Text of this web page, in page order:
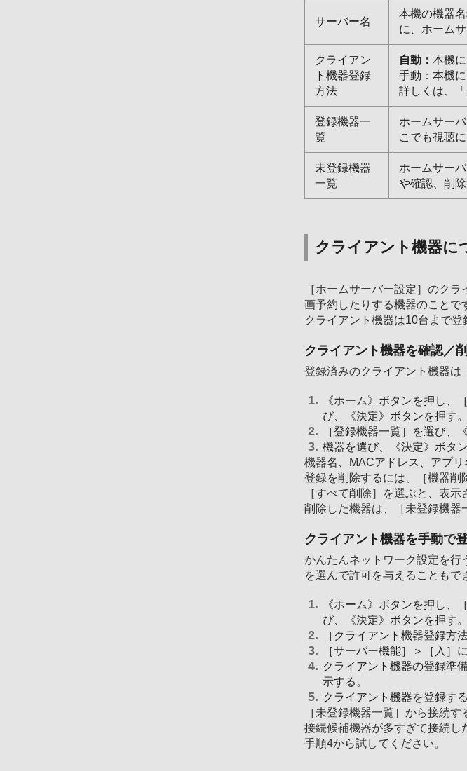
サーバー名
本機の機器
に、ホーム
クライアン
ト機器登録
方法
自動： 本機
手動：本機
詳しくは、
登録機器一
覧
ホームサー
こでも視聴
未登録機器
一覧
ホームサー
や確認、削除
クライアント機器に
［ホームサーバー設定］のク
画予約したりする機器のことで
クライアント機器は10台まで
クライアント機器を確認／
登録済みのクライアント機器は
《ホーム》ボタンを押し、
び、《決定》ボタンを押す。
［登録機器一覧］を選び、
機器を選び、《決定》ボタン
機器名、MACアドレス、アプ
登録を削除するには、［機器削
［すべて削除］を選ぶと、表
削除した機器は、［未登録機器
クライアント機器を手動で
かんたんネットワーク設定を行
を選んで許可を与えることもで
《ホーム》ボタンを押し、
び、《決定》ボタンを押す。
［クライアント機器登録方
［サーバー機能］＞［入］
クライアント機器の登録準
示する。
クライアント機器を登録する
［未登録機器一覧］から接続
接続候補機器が多すぎて接続し
手順4から試してください。